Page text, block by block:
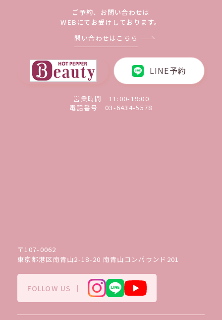
ご予約、お問い合わせは
WEBにてお受けしております。
問い合わせはこちら
LINE予約
営業時間 11:00-19:00
電話番号 03-6434-5578
〒107-0062
東京都港区南青山2-18-20 南青山コンパウンド201
FOLLOW US